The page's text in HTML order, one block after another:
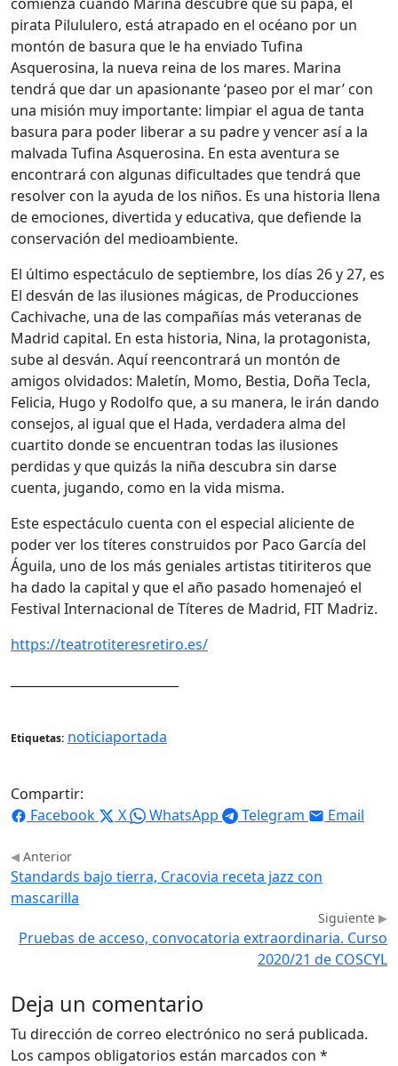
pirata Pilululero, está atrapado en el océano por un
montón de basura que le ha enviado Tufina
Asquerosina, la nueva reina de los mares. Marina
tendrá que dar un apasionante ‘paseo por el mar’ con
una misión muy importante: limpiar el agua de tanta
basura para poder liberar a su padre y vencer así a la
malvada Tufina Asquerosina. En esta aventura se
encontrará con algunas dificultades que tendrá que
resolver con la ayuda de los niños. Es una historia llena
de emociones, divertida y educativa, que defiende la
conservación del medioambiente.
El último espectáculo de septiembre, los días 26 y 27, es
El desván de las ilusiones mágicas, de Producciones
Cachivache, una de las compañías más veteranas de
Madrid capital. En esta historia, Nina, la protagonista,
sube al desván. Aquí reencontrará un montón de
amigos olvidados: Maletín, Momo, Bestia, Doña Tecla,
Felicia, Hugo y Rodolfo que, a su manera, le irán dando
consejos, al igual que el Hada, verdadera alma del
cuartito donde se encuentran todas las ilusiones
perdidas y que quizás la niña descubra sin darse
cuenta, jugando, como en la vida misma.
Este espectáculo cuenta con el especial aliciente de
poder ver los títeres construidos por Paco García del
Águila, uno de los más geniales artistas titiriteros que
ha dado la capital y que el año pasado homenajeó el
Festival Internacional de Títeres de Madrid, FIT Madriz.
https://teatrotiteresretiro.es/
Etiquetas: noticiaportada
Compartir:
Facebook
X WhatsApp Telegram Email
Anterior
Standards bajo tierra, Cracovia receta jazz con
mascarilla
Siguiente
Pruebas de acceso, convocatoria extraordinaria. Curso
2020/21 de COSCYL
Deja un comentario
Tu dirección de correo electrónico no será publicada.
Los campos obligatorios están marcados con *